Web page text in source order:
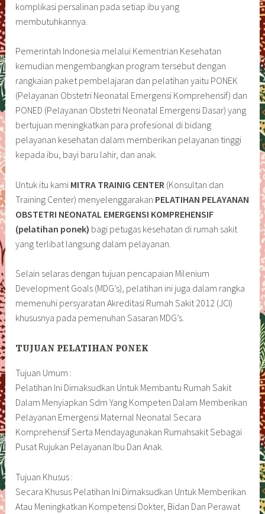
komplikasi persalinan pada setiap ibu yang
membutuhkannya.
Pemerintah Indonesia melalui Kementrian Kesehatan
kemudian mengembangkan program tersebut dengan
rangkaian paket pembelajaran dan pelatihan yaitu PONEK
(Pelayanan Obstetri Neonatal Emergensi Komprehensif) dan
PONED (Pelayanan Obstetri Neonatal Emergensi Dasar) yang
bertujuan meningkatkan para profesional di bidang
pelayanan kesehatan dalam memberikan pelayanan tinggi
kepada ibu, bayi baru lahir, dan anak.
Untuk itu kami MITRA TRAINIG CENTER (Konsultan dan
Training Center) menyelenggarakan PELATIHAN PELAYANAN
OBSTETRI NEONATAL EMERGENSI KOMPREHENSIF
(pelatihan ponek) bagi petugas kesehatan di rumah sakit
yang terlibat langsung dalam pelayanan.
Selain selaras dengan tujuan pencapaian Milenium
Development Goals (MDG’s), pelatihan ini juga dalam rangka
memenuhi persyaratan Akreditasi Rumah Sakit 2012 (JCI)
khususnya pada pemenuhan Sasaran MDG’s.
TUJUAN PELATIHAN PONEK
Tujuan Umum :
Pelatihan Ini Dimaksudkan Untuk Membantu Rumah Sakit
Dalam Menyiapkan Sdm Yang Kompeten Dalam Memberikan
Pelayanan Emergensi Maternal Neonatal Secara
Komprehensif Serta Mendayagunakan Rumahsakit Sebagai
Pusat Rujukan Pelayanan Ibu Dan Anak.
Tujuan Khusus :
Secara Khusus Pelatihan Ini Dimaksudkan Untuk Memberikan
Atau Meningkatkan Kompetensi Dokter, Bidan Dan Perawat